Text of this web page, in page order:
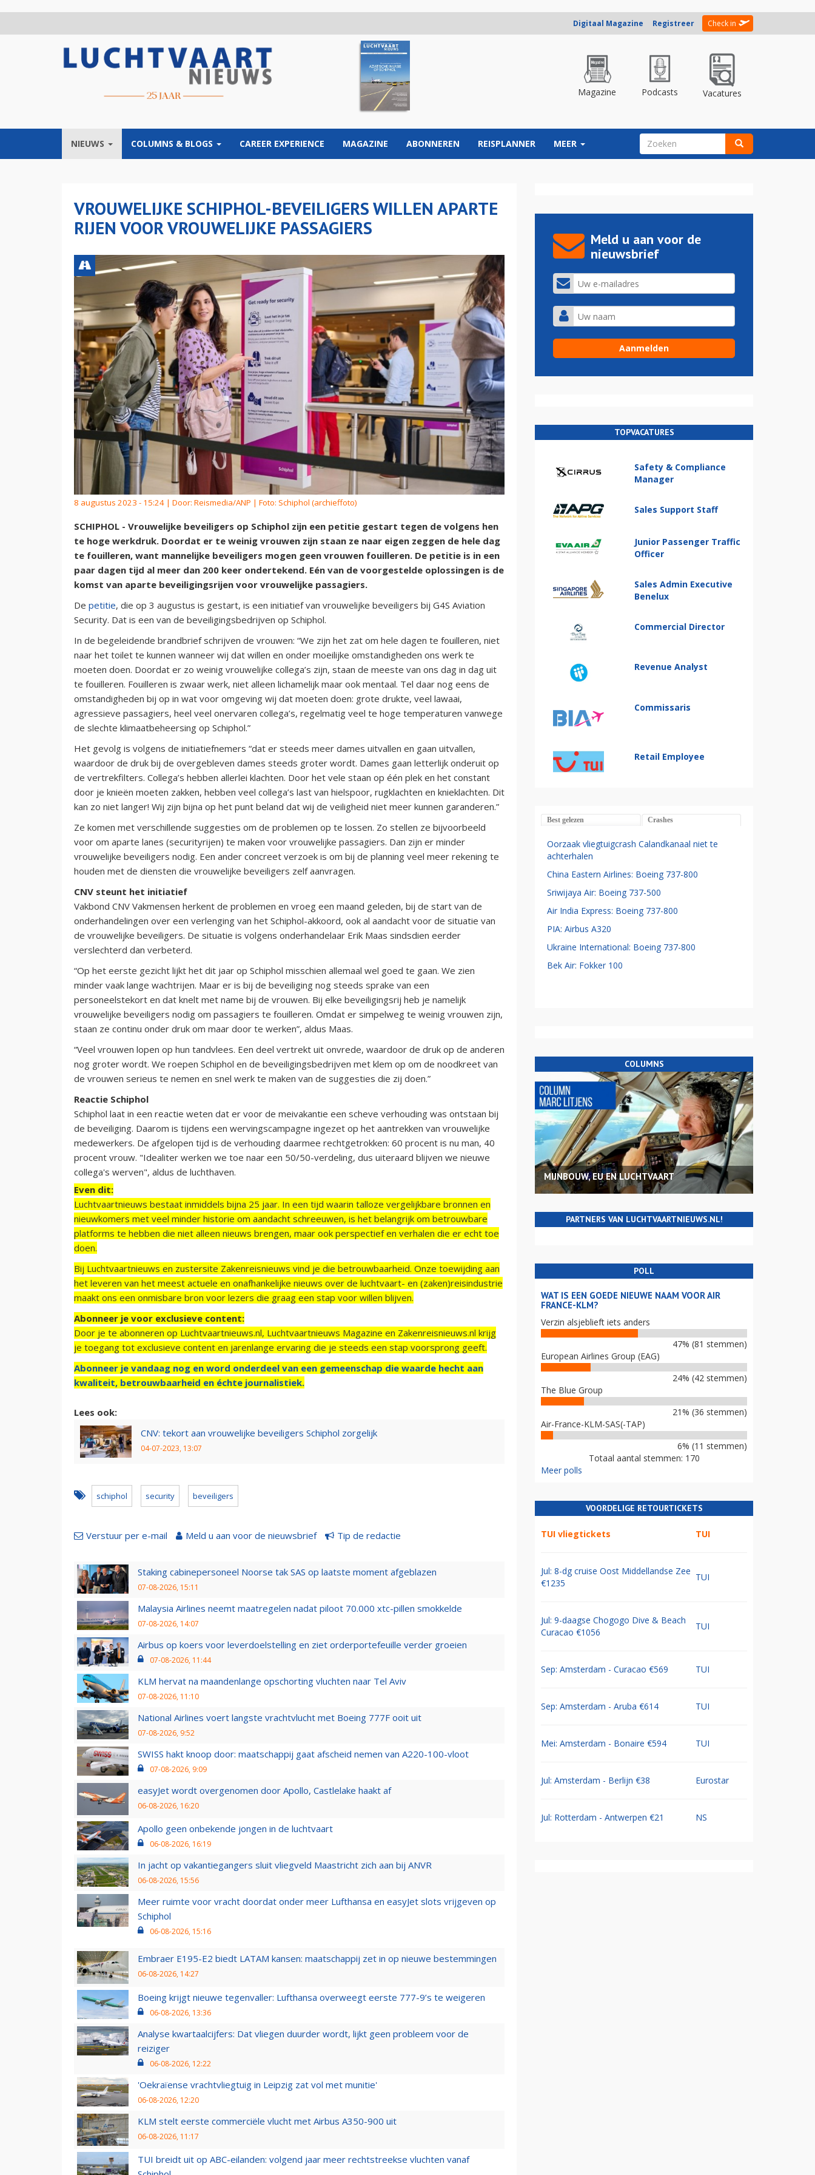
Digitaal Magazine Registreer Check in
Magazine Podcasts Vacatures
NIEUWS COLUMNS & BLOGS CAREER EXPERIENCE MAGAZINE ABONNEREN REISPLANNER MEER ZOEKVELD
VROUWELIJKE SCHIPHOL-BEVEILIGERS WILLEN APARTE
RIJEN VOOR VROUWELIJKE PASSAGIERS
8 augustus 2023 - 15:24 | Door: Reismedia/ANP | Foto: Schiphol (archieffoto)
SCHIPHOL - Vrouwelijke beveiligers op Schiphol zijn een petitie gestart tegen de volgens hen
te hoge werkdruk. Doordat er te weinig vrouwen zijn staan ze naar eigen zeggen de hele dag
te fouilleren, want mannelijke beveiligers mogen geen vrouwen fouilleren. De petitie is in een
paar dagen tijd al meer dan 200 keer ondertekend. Eén van de voorgestelde oplossingen is de
komst van aparte beveiligingsrijen voor vrouwelijke passagiers.
De petitie, die op 3 augustus is gestart, is een initiatief van vrouwelijke beveiligers bij G4S Aviation
Security. Dat is een van de beveiligingsbedrijven op Schiphol.
In de begeleidende brandbrief schrijven de vrouwen: “We zijn het zat om hele dagen te fouilleren, niet
naar het toilet te kunnen wanneer wij dat willen en onder moeilijke omstandigheden ons werk te
moeten doen. Doordat er zo weinig vrouwelijke collega’s zijn, staan de meeste van ons dag in dag uit
te fouilleren. Fouilleren is zwaar werk, niet alleen lichamelijk maar ook mentaal. Tel daar nog eens de
omstandigheden bij op in wat voor omgeving wij dat moeten doen: grote drukte, veel lawaai,
agressieve passagiers, heel veel onervaren collega’s, regelmatig veel te hoge temperaturen vanwege
de slechte klimaatbeheersing op Schiphol.”
Het gevolg is volgens de initiatiefnemers “dat er steeds meer dames uitvallen en gaan uitvallen,
waardoor de druk bij de overgebleven dames steeds groter wordt. Dames gaan letterlijk onderuit op
de vertrekfilters. Collega’s hebben allerlei klachten. Door het vele staan op één plek en het constant
door je knieën moeten zakken, hebben veel collega’s last van hielspoor, rugklachten en knieklachten. Dit
kan zo niet langer! Wij zijn bijna op het punt beland dat wij de veiligheid niet meer kunnen garanderen.”
Ze komen met verschillende suggesties om de problemen op te lossen. Zo stellen ze bijvoorbeeld
voor om aparte lanes (securityrijen) te maken voor vrouwelijke passagiers. Dan zijn er minder
vrouwelijke beveiligers nodig. Een ander concreet verzoek is om bij de planning veel meer rekening te
houden met de diensten die vrouwelijke beveiligers zelf aanvragen.
CNV steunt het initiatief
Vakbond CNV Vakmensen herkent de problemen en vroeg een maand geleden, bij de start van de
onderhandelingen over een verlenging van het Schiphol-akkoord, ook al aandacht voor de situatie van
de vrouwelijke beveiligers. De situatie is volgens onderhandelaar Erik Maas sindsdien eerder
verslechterd dan verbeterd.
“Op het eerste gezicht lijkt het dit jaar op Schiphol misschien allemaal wel goed te gaan. We zien
minder vaak lange wachtrijen. Maar er is bij de beveiliging nog steeds sprake van een
personeelstekort en dat knelt met name bij de vrouwen. Bij elke beveiligingsrij heb je namelijk
vrouwelijke beveiligers nodig om passagiers te fouilleren. Omdat er simpelweg te weinig vrouwen zijn,
staan ze continu onder druk om maar door te werken”, aldus Maas.
“Veel vrouwen lopen op hun tandvlees. Een deel vertrekt uit onvrede, waardoor de druk op de anderen
nog groter wordt. We roepen Schiphol en de beveiligingsbedrijven met klem op om de noodkreet van
de vrouwen serieus te nemen en snel werk te maken van de suggesties die zij doen.”
Reactie Schiphol
Schiphol laat in een reactie weten dat er voor de meivakantie een scheve verhouding was ontstaan bij
de beveiliging. Daarom is tijdens een wervingscampagne ingezet op het aantrekken van vrouwelijke
medewerkers. De afgelopen tijd is de verhouding daarmee rechtgetrokken: 60 procent is nu man, 40
procent vrouw. "Idealiter werken we toe naar een 50/50-verdeling, dus uiteraard blijven we nieuwe
collega's werven", aldus de luchthaven.
Even dit:
Luchtvaartnieuws bestaat inmiddels bijna 25 jaar. In een tijd waarin talloze vergelijkbare bronnen en
nieuwkomers met veel minder historie om aandacht schreeuwen, is het belangrijk om betrouwbare
platforms te hebben die niet alleen nieuws brengen, maar ook perspectief en verhalen die er echt toe
doen.
Bij Luchtvaartnieuws en zustersite Zakenreisnieuws vind je die betrouwbaarheid. Onze toewijding aan
het leveren van het meest actuele en onafhankelijke nieuws over de luchtvaart- en (zaken)reisindustrie
maakt ons een onmisbare bron voor lezers die graag een stap voor willen blijven.
Abonneer je voor exclusieve content:
Door je te abonneren op Luchtvaartnieuws.nl, Luchtvaartnieuws Magazine en Zakenreisnieuws.nl krijg
je toegang tot exclusieve content en jarenlange ervaring die je steeds een stap voorsprong geeft.
Abonneer je vandaag nog en word onderdeel van een gemeenschap die waarde hecht aan
kwaliteit, betrouwbaarheid en échte journalistiek.
Lees ook:
CNV: tekort aan vrouwelijke beveiligers Schiphol zorgelijk
04-07-2023, 13:07
schiphol security beveiligers
Verstuur per e-mail Meld u aan voor de nieuwsbrief Tip de redactie
Staking cabinepersoneel Noorse tak SAS op laatste moment afgeblazen
07-08-2026, 15:11
Malaysia Airlines neemt maatregelen nadat piloot 70.000 xtc-pillen smokkelde
07-08-2026, 14:07
Airbus op koers voor leverdoelstelling en ziet orderportefeuille verder groeien
07-08-2026, 11:44
KLM hervat na maandenlange opschorting vluchten naar Tel Aviv
07-08-2026, 11:10
National Airlines voert langste vrachtvlucht met Boeing 777F ooit uit
07-08-2026, 9:52
SWISS hakt knoop door: maatschappij gaat afscheid nemen van A220-100-vloot
07-08-2026, 9:09
easyJet wordt overgenomen door Apollo, Castlelake haakt af
06-08-2026, 16:20
Apollo geen onbekende jongen in de luchtvaart
06-08-2026, 16:19
In jacht op vakantiegangers sluit vliegveld Maastricht zich aan bij ANVR
06-08-2026, 15:56
Meer ruimte voor vracht doordat onder meer Lufthansa en easyJet slots vrijgeven op
Schiphol
06-08-2026, 15:16
Embraer E195-E2 biedt LATAM kansen: maatschappij zet in op nieuwe bestemmingen
06-08-2026, 14:27
Boeing krijgt nieuwe tegenvaller: Lufthansa overweegt eerste 777-9’s te weigeren
06-08-2026, 13:36
Analyse kwartaalcijfers: Dat vliegen duurder wordt, lijkt geen probleem voor de
reiziger
06-08-2026, 12:22
'Oekraïense vrachtvliegtuig in Leipzig zat vol met munitie'
06-08-2026, 12:20
KLM stelt eerste commerciële vlucht met Airbus A350-900 uit
06-08-2026, 11:17
TUI breidt uit op ABC-eilanden: volgend jaar meer rechtstreekse vluchten vanaf
Meld u aan voor de
nieuwsbrief
TOPVACATURES
Safety & Compliance
Manager
Sales Support Staff
Junior Passenger Traffic
Officer
Sales Admin Executive
Benelux
Commercial Director
Revenue Analyst
Commissaris
Retail Employee
Best gelezen Crashes
Oorzaak vliegtuigcrash Calandkanaal niet te
achterhalen
China Eastern Airlines: Boeing 737-800
Sriwijaya Air: Boeing 737-500
Air India Express: Boeing 737-800
PIA: Airbus A320
Ukraine International: Boeing 737-800
Bek Air: Fokker 100
COLUMNS
MIJNBOUW, EU EN LUCHTVAART
PARTNERS VAN LUCHTVAARTNIEUWS.NL!
POLL
WAT IS EEN GOEDE NIEUWE NAAM VOOR AIR
FRANCE-KLM?
Verzin alsjeblieft iets anders
47% (81 stemmen)
European Airlines Group (EAG)
24% (42 stemmen)
The Blue Group
21% (36 stemmen)
Air-France-KLM-SAS(-TAP)
6% (11 stemmen)
Totaal aantal stemmen: 170
Meer polls
VOORDELIGE RETOURTICKETS
TUI vliegtickets TUI
Jul: 8-dg cruise Oost Middellandse Zee
€1235
TUI
Jul: 9-daagse Chogogo Dive & Beach
Curacao €1056
TUI
Sep: Amsterdam - Curacao €569 TUI
Sep: Amsterdam - Aruba €614 TUI
Mei: Amsterdam - Bonaire €594 TUI
Jul: Amsterdam - Berlijn €38 Eurostar
Jul: Rotterdam - Antwerpen €21 NS